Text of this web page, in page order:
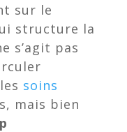
sur le
structure la
s’agit pas
soins
mais bien